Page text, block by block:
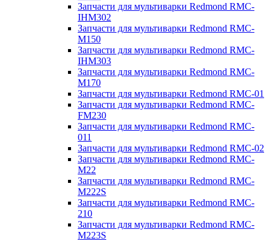
Запчасти для мультиварки Redmond RMC-
IHM302
Запчасти для мультиварки Redmond RMC-
M150
Запчасти для мультиварки Redmond RMC-
IHM303
Запчасти для мультиварки Redmond RMC-
M170
Запчасти для мультиварки Redmond RMC-01
Запчасти для мультиварки Redmond RMC-
FM230
Запчасти для мультиварки Redmond RMC-
011
Запчасти для мультиварки Redmond RMC-02
Запчасти для мультиварки Redmond RMC-
M22
Запчасти для мультиварки Redmond RMC-
M222S
Запчасти для мультиварки Redmond RMC-
210
Запчасти для мультиварки Redmond RMC-
M223S